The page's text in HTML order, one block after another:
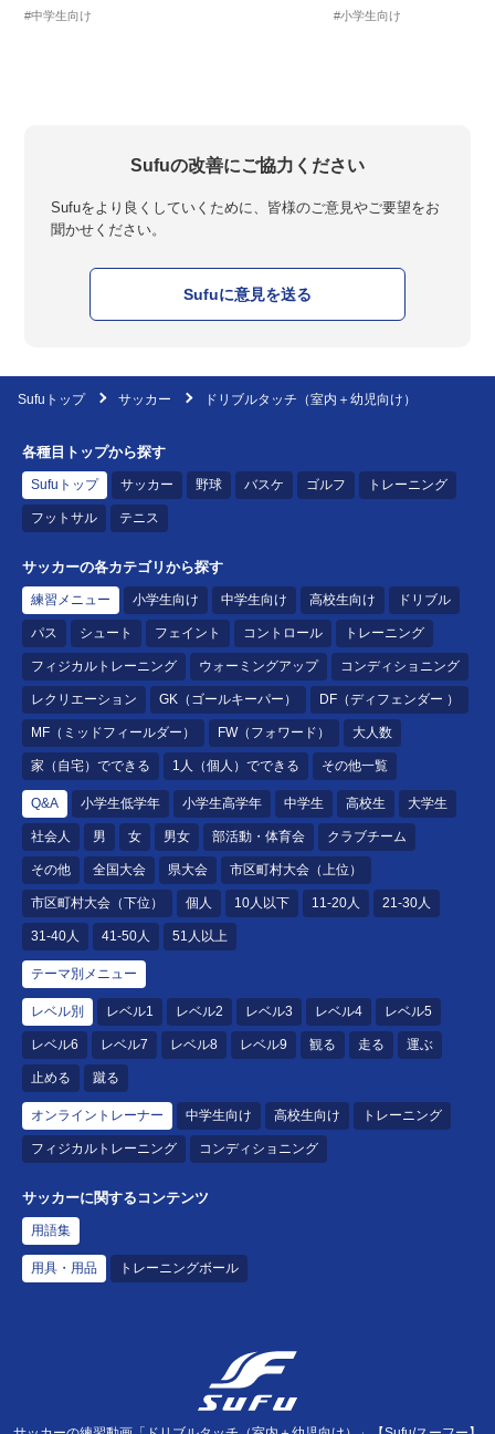
#中学生向け #小学生向け
Sufuの改善にご協力ください
Sufuをより良くしていくために、皆様のご意見やご要望をお
聞かせください。
Sufuに意見を送る
Sufuトップ サッカー ドリブルタッチ（室内＋幼児向け）
各種目トップから探す
Sufuトップ サッカー 野球 バスケ ゴルフ トレーニング
フットサル テニス
サッカーの各カテゴリから探す
練習メニュー 小学生向け 中学生向け 高校生向け ドリブル
パス シュート フェイント コントロール トレーニング
フィジカルトレーニング ウォーミングアップ コンディショニング
レクリエーション GK（ゴールキーパー） DF（ディフェンダー ）
MF（ミッドフィールダー） FW（フォワード） 大人数
家（自宅）でできる 1人（個人）でできる その他一覧
Q&A 小学生低学年 小学生高学年 中学生 高校生 大学生
社会人 男 女 男女 部活動・体育会 クラブチーム
その他 全国大会 県大会 市区町村大会（上位）
市区町村大会（下位） 個人 10人以下 11-20人 21-30人
31-40人 41-50人 51人以上
テーマ別メニュー
レベル別 レベル1 レベル2 レベル3 レベル4 レベル5
レベル6 レベル7 レベル8 レベル9 観る 走る 運ぶ
止める 蹴る
オンライントレーナー 中学生向け 高校生向け トレーニング
フィジカルトレーニング コンディショニング
サッカーに関するコンテンツ
用語集
用具・用品 トレーニングボール